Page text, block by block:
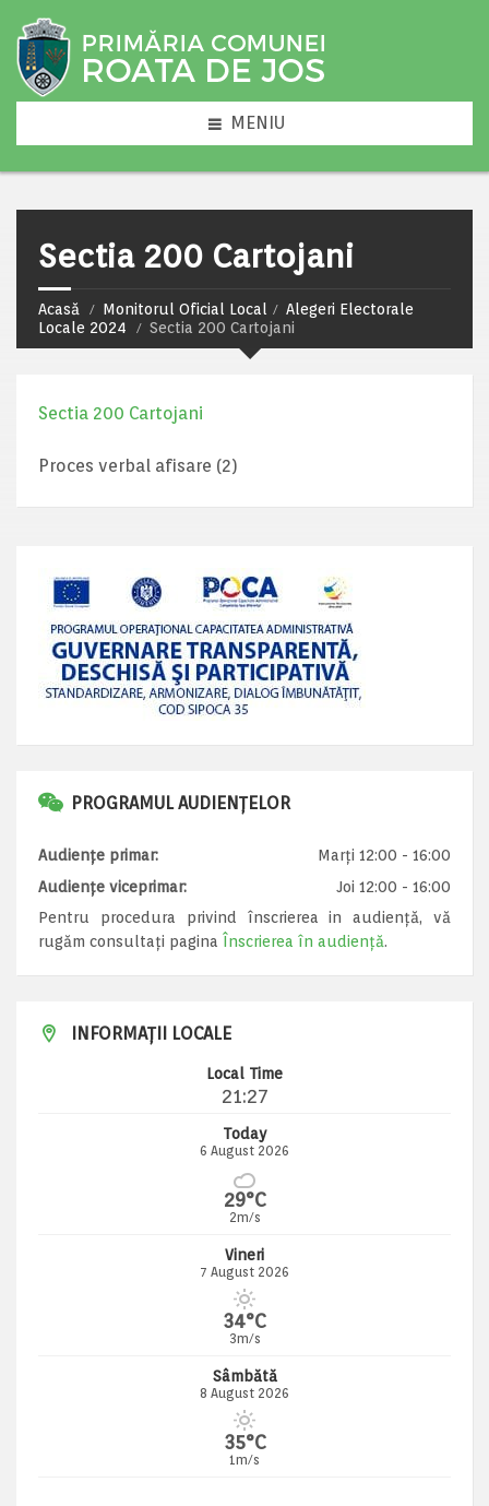
MENIU
Sectia 200 Cartojani
Acasă Monitorul Oficial Local
Alegeri Electorale
Locale 2024
Sectia 200 Cartojani
Sectia 200 Cartojani
Proces verbal afisare (2)
PROGRAMUL AUDIENȚELOR
Audiențe primar:
Marți 12:00 - 16:00
Audiențe viceprimar:
Joi 12:00 - 16:00
Pentru procedura privind înscrierea in audiență, vă
rugăm consultați pagina Înscrierea în audiență.
INFORMAȚII LOCALE
Local Time
21:27
Today
6 August 2026
29°C
2m/s
Vineri
7 August 2026
34°C
3m/s
Sâmbătă
8 August 2026
35°C
1m/s